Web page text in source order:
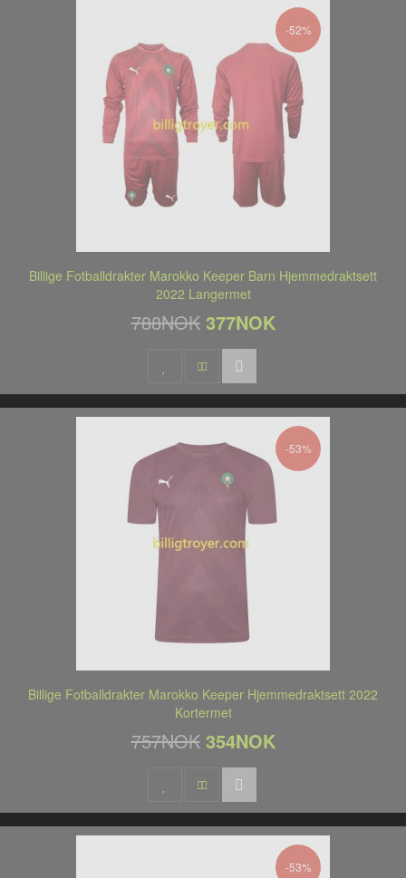
-52%
Billige Fotballdrakter Marokko Keeper Barn Hjemmedraktsett
2022 Langermet
788NOK 377NOK
-53%
Billige Fotballdrakter Marokko Keeper Hjemmedraktsett 2022
Kortermet
757NOK 354NOK
-53%